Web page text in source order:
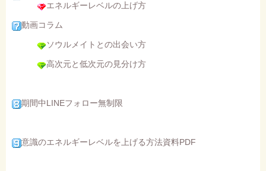
エネルギーレベルの上げ方
動画コラム
ソウルメイトとの出会い方
高次元と低次元の見分け方
期間中LINEフォロー無制限
意識のエネルギーレベルを上げる方法資料PDF